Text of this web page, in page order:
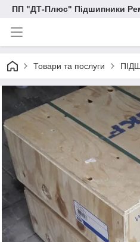
ПП "ДТ-Плюс" Підшипники
Товари та послуги